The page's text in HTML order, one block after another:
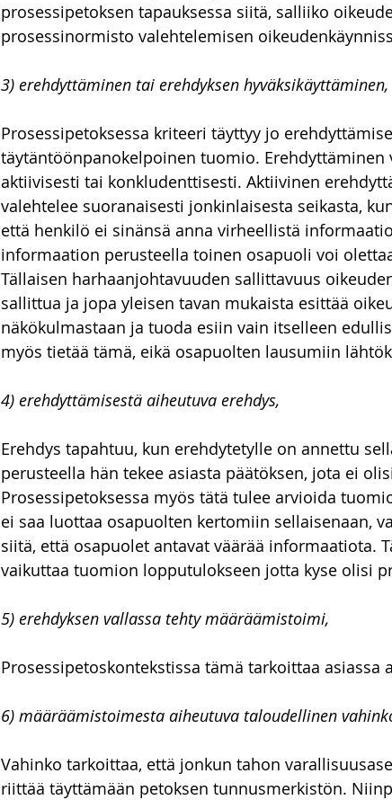
prosessipetoksen tapauksessa siitä, salliiko
prosessinormisto valehtelemisen
3) erehdyttäminen tai erehdyksen hyväksikäyttäminen,
Prosessipetoksessa kriteeri täyttyy jo
täytäntöönpanokelpoinen tuomio. Erehdyttäminen
aktiivisesti tai konkludenttisesti. Aktiivinen
valehtelee suoranaisesti jonkinlaisesta seikasta,
että henkilö ei sinänsä anna virheellistä
informaation perusteella toinen osapuoli voi
Tällaisen harhaanjohtavuuden sallittavuus
sallittua ja jopa yleisen tavan mukaista esittää
näkökulmastaan ja tuoda esiin vain itselleen
myös tietää tämä, eikä osapuolten lausumiin
4) erehdyttämisestä aiheutuva erehdys,
Erehdys tapahtuu, kun erehdytetylle on annettu
perusteella hän tekee asiasta päätöksen, jota ei
Prosessipetoksessa myös tätä tulee arvioida
ei saa luottaa osapuolten kertomiin sellaisenaan,
siitä, että osapuolet antavat väärää informaatiota.
vaikuttaa tuomion lopputulokseen jotta kyse olisi
5) erehdyksen vallassa tehty määräämistoimi,
Prosessipetoskontekstissa tämä tarkoittaa asiassa
6) määräämistoimesta aiheutuva taloudellinen
Vahinko tarkoittaa, että jonkun tahon
riittää täyttämään petoksen tunnusmerkistön.